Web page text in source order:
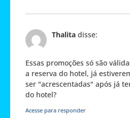
Thalita disse:
Essas promoções só são
a reserva do hotel, já
ser "acrescentadas" após já
do hotel?
Acesse para responder